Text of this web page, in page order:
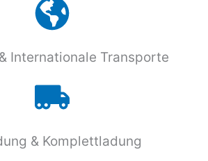
Internationale Transporte
& Komplettladung